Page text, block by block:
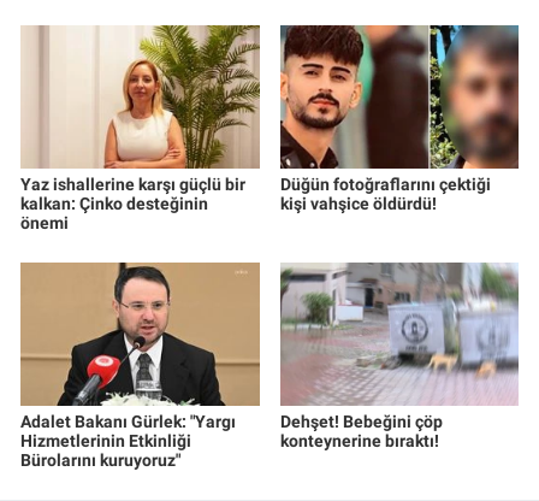
Yaz ishallerine karşı güçlü bir
kalkan: Çinko desteğinin
önemi
Düğün fotoğraflarını çektiği
kişi vahşice öldürdü!
Adalet Bakanı Gürlek: "Yargı
Hizmetlerinin Etkinliği
Bürolarını kuruyoruz"
Dehşet! Bebeğini çöp
konteynerine bıraktı!